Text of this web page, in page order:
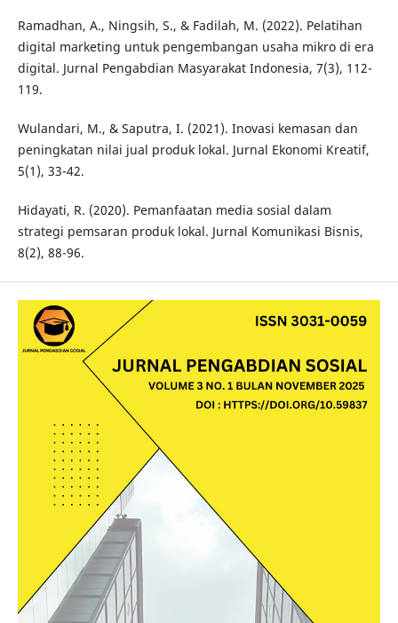
Ramadhan, A., Ningsih, S., & Fadilah, M. (2022). Pelatihan
digital marketing untuk pengembangan usaha mikro di era
digital. Jurnal Pengabdian Masyarakat Indonesia, 7(3), 112-
119.
Wulandari, M., & Saputra, I. (2021). Inovasi kemasan dan
peningkatan nilai jual produk lokal. Jurnal Ekonomi Kreatif,
5(1), 33-42.
Hidayati, R. (2020). Pemanfaatan media sosial dalam
strategi pemsaran produk lokal. Jurnal Komunikasi Bisnis,
8(2), 88-96.